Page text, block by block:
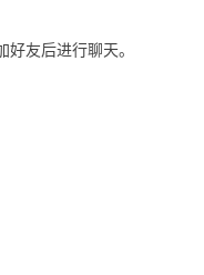
友后进行聊天。